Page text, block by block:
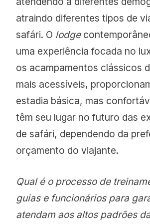
atraindo diferentes tipos de
safári. O lodge
uma experiência focada no
os acampamentos clássicos
mais acessíveis,
estadia básica, mas
têm seu lugar no futuro das
de safári, dependendo da
orçamento do viajante.
Qual é o processo de
guias e funcionários para
atendam aos altos padrões